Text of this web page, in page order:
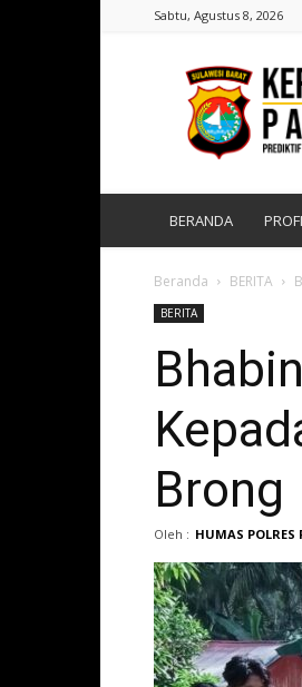
Sabtu, Agustus 8, 2026
Polres
Pasangkayu
|
Sulawesi
Barat
BERANDA
Beranda BERITA
BERITA
Brong
Oleh : HUMAS POLRES